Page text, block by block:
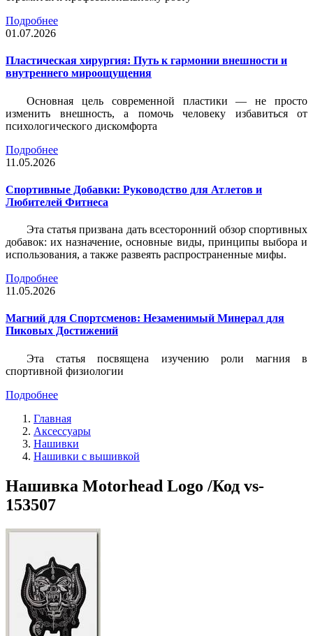
Подробнее
01.07.2026
Пластическая хирургия: Путь к гармонии внешности и
внутреннего мироощущения
Основная цель современной пластики — не просто
изменить внешность, а помочь человеку избавиться от
психологического дискомфорта
Подробнее
11.05.2026
Спортивные Добавки: Руководство для Атлетов и
Любителей Фитнеса
Эта статья призвана дать всесторонний обзор спортивных
добавок: их назначение, основные виды, принципы выбора и
использования, а также развеять распространенные мифы.
Подробнее
11.05.2026
Магний для Спортсменов: Незаменимый Минерал для
Пиковых Достижений
Эта статья посвящена изучению роли магния в
спортивной физиологии
Подробнее
Главная
Аксессуары
Нашивки
Нашивки с вышивкой
Нашивка Motorhead Logo /Код vs-
153507